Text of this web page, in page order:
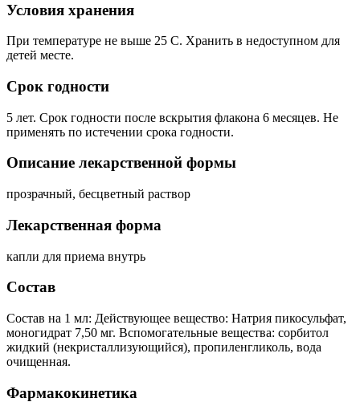
Условия хранения
При температуре не выше 25 С. Хранить в недоступном для
детей месте.
Срок годности
5 лет. Срок годности после вскрытия флакона 6 месяцев. Не
применять по истечении срока годности.
Описание лекарственной формы
прозрачный, бесцветный раствор
Лекарственная форма
капли для приема внутрь
Состав
Состав на 1 мл: Действующее вещество: Натрия пикосульфат,
моногидрат 7,50 мг. Вспомогательные вещества: сорбитол
жидкий (некристаллизующийся), пропиленгликоль, вода
очищенная.
Фармакокинетика